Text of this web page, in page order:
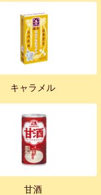
キャラメル
甘酒